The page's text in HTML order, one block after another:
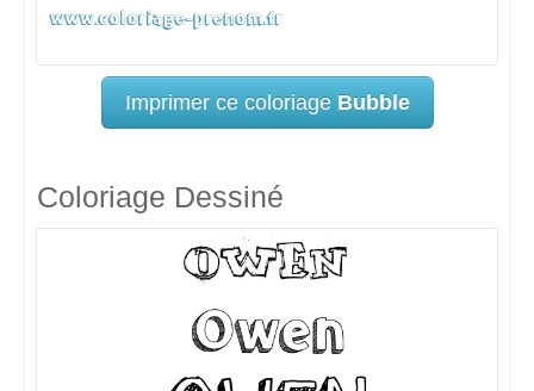
Imprimer ce coloriage Bubble
Coloriage Dessiné